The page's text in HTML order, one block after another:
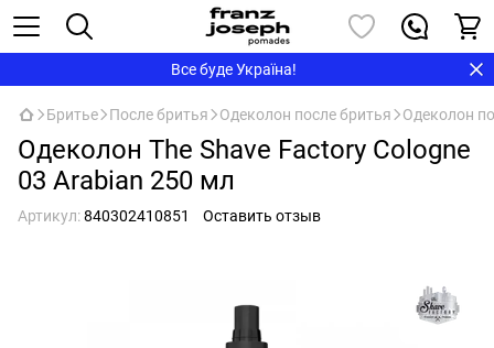
Все буде Україна!
Бритье После бритья Одеколон после бритья Одеколон
Одеколон The Shave Factory Cologne
03 Arabian 250 мл
Артикул:840302410851 Оставить отзыв